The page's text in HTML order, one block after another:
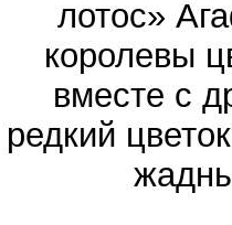
лотос»
королевы
вместе с
редкий